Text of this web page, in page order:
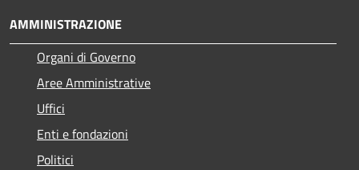
AMMINISTRAZIONE
Organi di Governo
Aree Amministrative
Uffici
Enti e fondazioni
Politici